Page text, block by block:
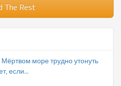
The Rest
море трудно утонуть
если...